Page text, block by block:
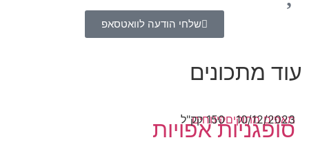
שלחי הודעה לוואטסאפ
עוד מתכונים
סופגניות אפויות
מאפים מתוקיםקינוחים 10/12/2023 150 קק"ל